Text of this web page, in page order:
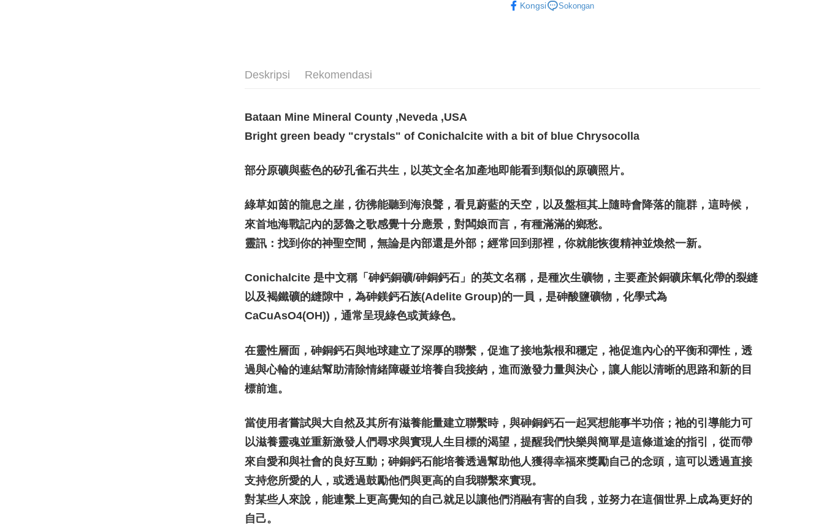
NT$3,000 atau lebih
NT$3,000 atau lebih
付款後門市自取
Penghantaran percuma
Conichalcite
Kongsi Sokongan
Deskripsi Rekomendasi
Bataan Mine Mineral County ,Neveda ,USA
Bright green beady "crystals" of Conichalcite with a bit of blue Chrysocolla
部分原礦與藍色的矽孔雀石共生，以英文全名加產地即能看到類似的原礦照片。
綠草如茵的龍息之崖，彷彿能聽到海浪聲，看見蔚藍的天空，以及盤桓其上隨時會降落的龍群，這時候，
來首地海戰記內的瑟魯之歌感覺十分應景，對闆娘而言，有種滿滿的鄉愁。
靈訊：找到你的神聖空間，無論是內部還是外部；經常回到那裡，你就能恢復精神並煥然一新。
Conichalcite 是中文稱「砷鈣銅礦/砷銅鈣石」的英文名稱，是種次生礦物，主要產於銅礦床氧化帶的裂縫
以及褐鐵礦的縫隙中，為砷鎂鈣石族(Adelite Group)的一員，是砷酸鹽礦物，化學式為
CaCuAsO4(OH))，通常呈現綠色或黃綠色。
在靈性層面，砷銅鈣石與地球建立了深厚的聯繫，促進了接地紮根和穩定，祂促進內心的平衡和彈性，透
過與心輪的連結幫助清除情緒障礙並培養自我接納，進而激發力量與決心，讓人能以清晰的思路和新的目
標前進。
當使用者嘗試與大自然及其所有滋養能量建立聯繫時，與砷銅鈣石一起冥想能事半功倍；祂的引導能力可
以滋養靈魂並重新激發人們尋求與實現人生目標的渴望，提醒我們快樂與簡單是這條道途的指引，從而帶
來自愛和與社會的良好互動；砷銅鈣石能培養透過幫助他人獲得幸福來獎勵自己的念頭，這可以透過直接
支持您所愛的人，或透過鼓勵他們與更高的自我聯繫來實現。
對某些人來說，能連繫上更高覺知的自己就足以讓他們消融有害的自我，並努力在這個世界上成為更好的
自己。